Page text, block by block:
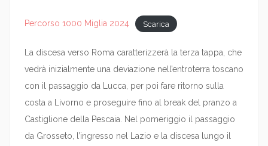
Percorso 1000 Miglia 2024 Scarica
La discesa verso Roma caratterizzerà la terza tappa, che
vedrà inizialmente una deviazione nell’entroterra toscano
con il passaggio da Lucca, per poi fare ritorno sulla
costa a Livorno e proseguire fino al break del pranzo a
Castiglione della Pescaia. Nel pomeriggio il passaggio
da Grosseto, l’ingresso nel Lazio e la discesa lungo il